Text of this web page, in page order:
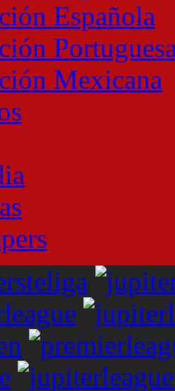
Española
Mexicana